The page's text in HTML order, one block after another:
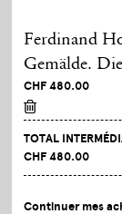
Ferdinand
Gemälde.
CHF 480.00
TOTAL
CHF 480.00
Continuer mes